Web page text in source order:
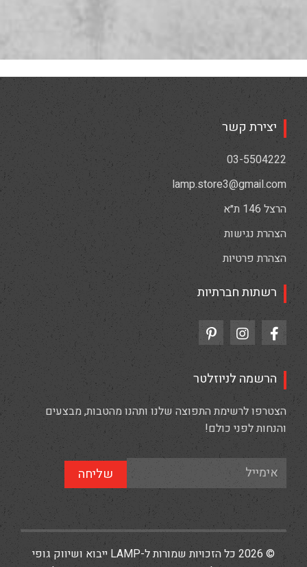
יצירת קשר
03-5504222
lamp.store3@gmail.com
הרצל 146 ת״א
הצהרת נגישות
הצהרת פרטיות
רשתות חברתיות
הרשמה לניוזלטר
הצטרפו לרשימת התפוצה שלנו ותהנו מהטבות, מבצעים
והנחות לפני כולם!
שליחה
© 2026 כל הזכויות שמורות ל-LAMP ייבוא ושיווק גופי